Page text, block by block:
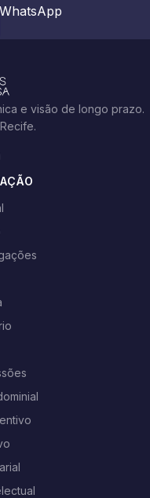
WhatsApp
e visão de longo prazo.